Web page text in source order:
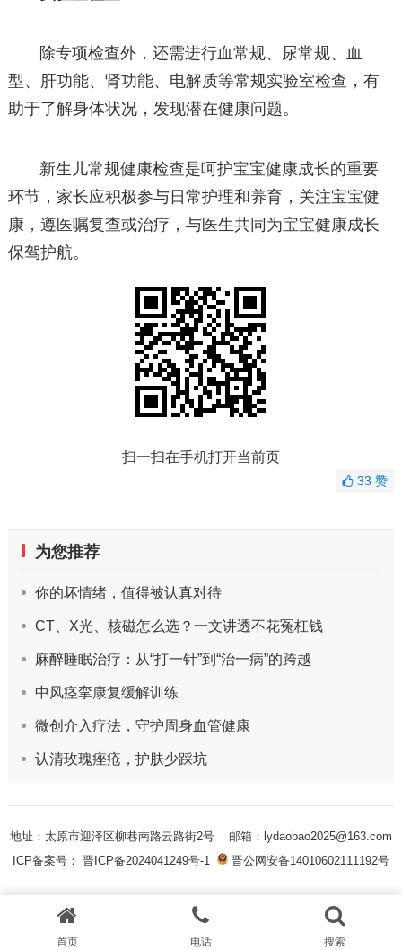
除专项检查外，还需进行血常规、尿常规、血
型、肝功能、肾功能、电解质等常规实验室检查，有
助于了解身体状况，发现潜在健康问题。
新生儿常规健康检查是呵护宝宝健康成长的重要
环节，家长应积极参与日常护理和养育，关注宝宝健
康，遵医嘱复查或治疗，与医生共同为宝宝健康成长
保驾护航。
扫一扫在手机打开当前页
33赞
为您推荐
你的坏情绪，值得被认真对待
CT、X光、核磁怎么选？一文讲透不花冤枉钱
麻醉睡眠治疗：从“打一针”到“治一病”的跨越
中风痉挛康复缓解训练
微创介入疗法，守护周身血管健康
认清玫瑰痤疮，护肤少踩坑
地址：太原市迎泽区柳巷南路云路街2号 邮箱：lydaobao2025@163.com
ICP备案号： 晋ICP备2024041249号-1
晋公网安备14010602111192号
首页 电话 搜索